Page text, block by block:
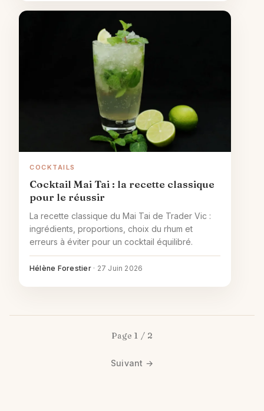
COCKTAILS
Cocktail Mai Tai : la recette classique
pour le réussir
La recette classique du Mai Tai de Trader Vic :
ingrédients, proportions, choix du rhum et
erreurs à éviter pour un cocktail équilibré.
Hélène Forestier · 27 Juin 2026
Page 1 / 2
Suivant →